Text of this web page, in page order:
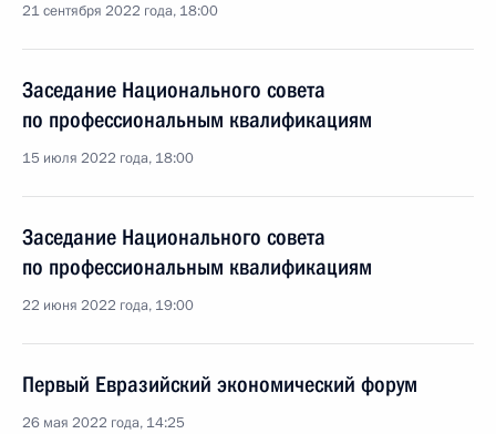
21 сентября 2022 года, 18:00
Заседание Национального совета
по профессиональным квалификациям
15 июля 2022 года, 18:00
Заседание Национального совета
по профессиональным квалификациям
22 июня 2022 года, 19:00
Первый Евразийский экономический форум
26 мая 2022 года, 14:25